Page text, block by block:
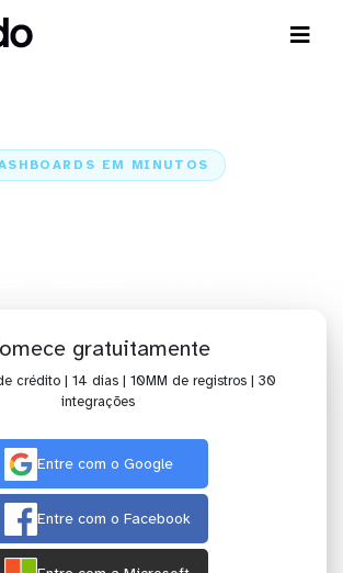
EM MINUTOS
gratuitamente
crédito | 14 dias | 10MM de registros | 30
integrações
Entre com o Google
Entre com o Facebook